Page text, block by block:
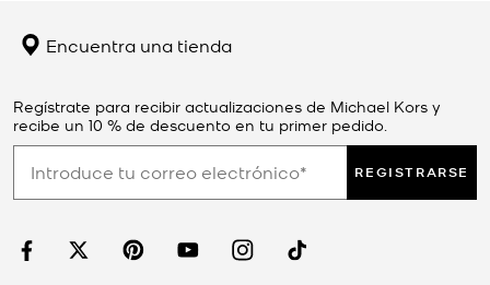
Encuentra una tienda
Regístrate para recibir actualizaciones de Michael Kors y
recibe un 10 % de descuento en tu primer pedido.
REGISTRARSE